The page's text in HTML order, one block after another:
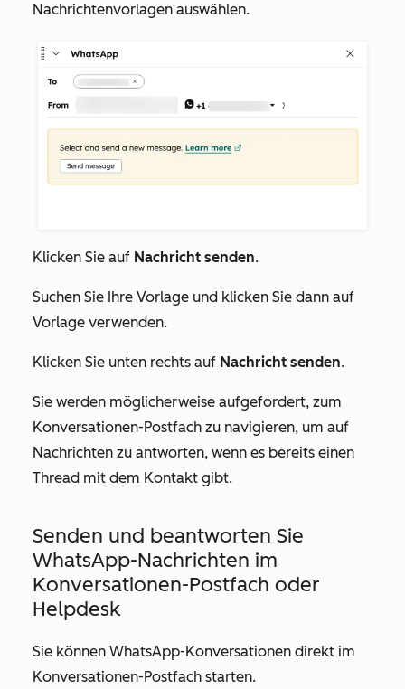
Nachrichtenvorlagen auswählen.
Klicken Sie auf Nachricht senden.
Suchen Sie Ihre Vorlage und klicken Sie dann auf
Vorlage verwenden.
Klicken Sie unten rechts auf Nachricht senden.
Sie werden möglicherweise aufgefordert, zum
Konversationen-Postfach zu navigieren, um auf
Nachrichten zu antworten, wenn es bereits einen
Thread mit dem Kontakt gibt.
Senden und beantworten Sie
WhatsApp-Nachrichten im
Konversationen-Postfach oder
Helpdesk
Sie können WhatsApp-Konversationen direkt im
Konversationen-Postfach starten.